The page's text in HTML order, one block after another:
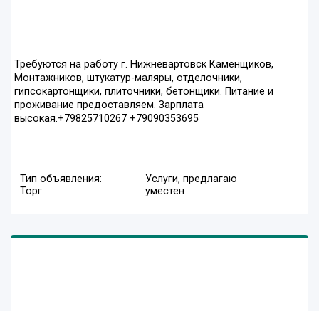
Требуются на работу г. Нижневартовск Каменщиков,
Монтажников, штукатур-маляры, отделочники,
гипсокартонщики, плиточники, бетонщики. Питание и
проживание предоставляем. Зарплата
высокая.+79825710267 +79090353695
Тип объявления:
Услуги, предлагаю
Торг:
уместен